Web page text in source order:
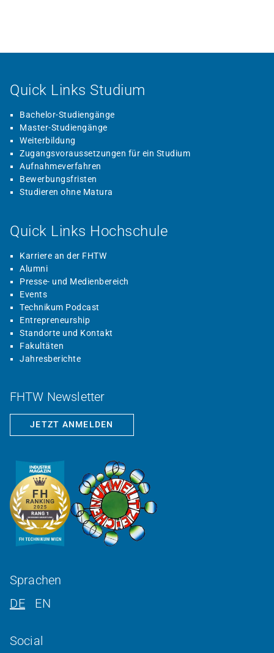
Quick Links Studium
Bachelor-Studiengänge
Master-Studiengänge
Weiterbildung
Zugangsvoraussetzungen für ein Studium
Aufnahmeverfahren
Bewerbungsfristen
Studieren ohne Matura
Quick Links Hochschule
Karriere an der FHTW
Alumni
Presse- und Medienbereich
Events
Technikum Podcast
Entrepreneurship
Standorte und Kontakt
Fakultäten
Jahresberichte
FHTW Newsletter
JETZT ANMELDEN
Sprachen
DE
EN
Social